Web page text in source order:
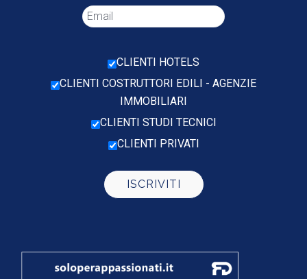
CLIENTI HOTELS
CLIENTI COSTRUTTORI EDILI - AGENZIE
IMMOBILIARI
CLIENTI STUDI TECNICI
CLIENTI PRIVATI